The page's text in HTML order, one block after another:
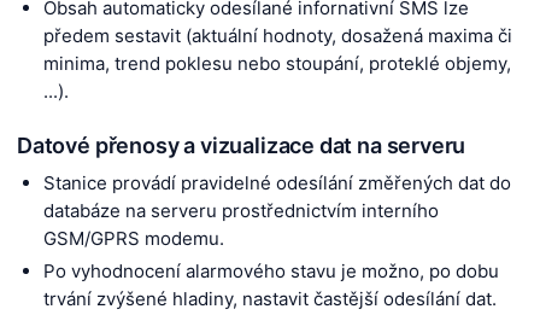
Obsah automaticky odesílané infornativní SMS lze
předem sestavit (aktuální hodnoty, dosažená maxima či
minima, trend poklesu nebo stoupání, proteklé objemy,
...).
Datové přenosy a vizualizace dat na serveru
Stanice provádí pravidelné odesílání změřených dat do
databáze na serveru prostřednictvím interního
GSM/GPRS modemu.
Po vyhodnocení alarmového stavu je možno, po dobu
trvání zvýšené hladiny, nastavit častější odesílání dat.